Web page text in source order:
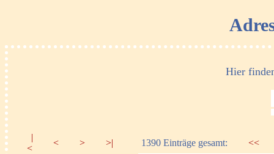
Hier
|
<
< > >| 1390 Einträge gesamt: <<